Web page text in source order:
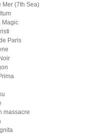
Mer (7th Sea)
Magic
Paris
massacre